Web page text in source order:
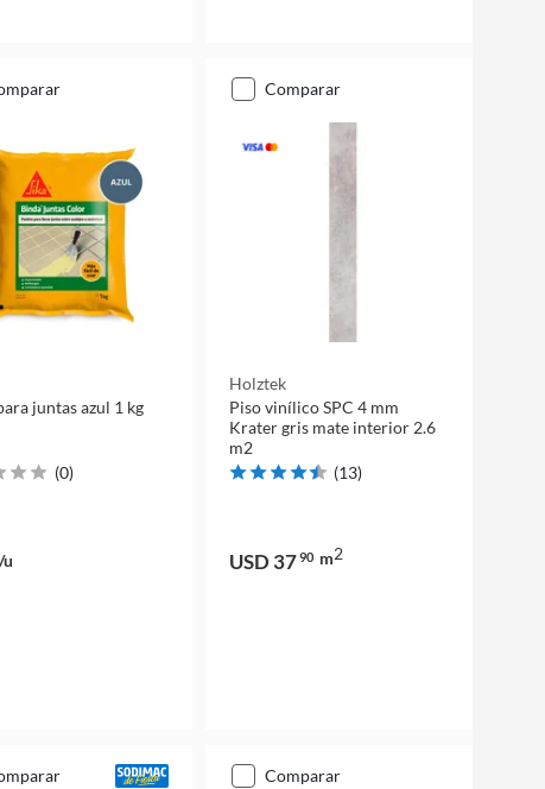
juntas azul 1 kg
(0)
comparar
Holztek
Piso vinílico SPC 4 mm
Krater gris mate interior 2.6
m2
(13)
USD 3790 m2
comparar